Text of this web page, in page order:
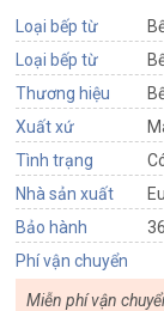
Loại bếp từ
Loại bếp từ
Thương hiệu
Xuất xứ
Tình trạng
Nhà sản xuất
Bảo hành
Phí vận chuyển
Miễn phí vận